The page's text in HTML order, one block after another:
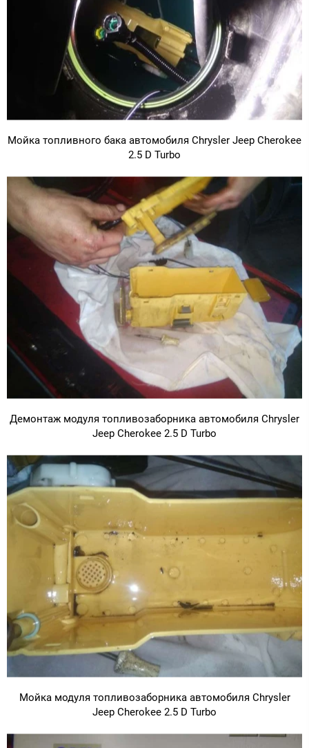
Мойка топливного бака автомобиля Chrysler Jeep Cherokee
2.5 D Turbo
Демонтаж модуля топливозаборника автомобиля Chrysler
Jeep Cherokee 2.5 D Turbo
Мойка модуля топливозаборника автомобиля Chrysler
Jeep Cherokee 2.5 D Turbo